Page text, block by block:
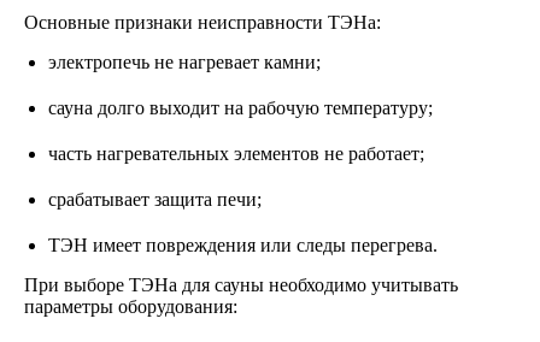
Основные признаки неисправности ТЭНа:
электропечь не нагревает камни;
сауна долго выходит на рабочую температуру;
часть нагревательных элементов не работает;
срабатывает защита печи;
ТЭН имеет повреждения или следы перегрева.
При выборе ТЭНа для сауны необходимо учитывать
параметры оборудования: